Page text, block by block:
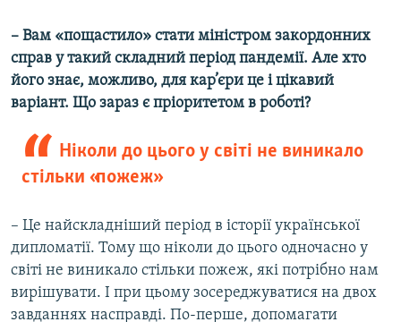
– Вам «пощастило» стати міністром закордонних
справ у такий складний період пандемії. Але хто
його знає, можливо, для кар’єри це і цікавий
варіант. Що зараз є пріоритетом в роботі?
Ніколи до цього у світі не виникало
стільки «пожеж»
– Це найскладніший період в історії української
дипломатії. Тому що ніколи до цього одночасно у
світі не виникало стільки пожеж, які потрібно нам
вирішувати. І при цьому зосереджуватися на двох
завданнях насправді. По-перше, допомагати